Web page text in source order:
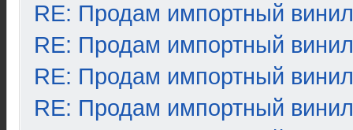
RE: Продам импортный винил
RE: Продам импортный винил
RE: Продам импортный винил
RE: Продам импортный винил